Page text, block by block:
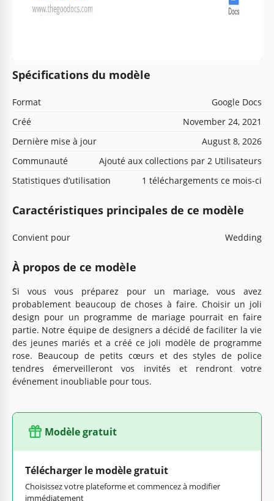
Spécifications du modèle
Format
Google Docs
Créé
November 24, 2021
Dernière mise à jour
August 8, 2026
Communauté
Ajouté aux collections par 2 Utilisateurs
Statistiques d’utilisation
1 téléchargements ce mois-ci
Caractéristiques principales de ce modèle
Convient pour Wedding
À propos de ce modèle
Si vous vous préparez pour un mariage, vous avez
probablement beaucoup de choses à faire. Choisir un joli
design pour un programme de mariage pourrait en faire
partie. Notre équipe de designers a décidé de faciliter la vie
des jeunes mariés et a créé ce joli modèle de programme
rose. Beaucoup de petits cœurs et des styles de police
tendres émerveilleront vos invités et rendront votre
événement inoubliable pour tous.
Modèle gratuit
Télécharger le modèle gratuit
Choisissez votre plateforme et commencez à modifier
immédiatement